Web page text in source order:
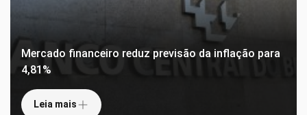
Mercado financeiro reduz previsão da inflação para
4,81%
Leia mais